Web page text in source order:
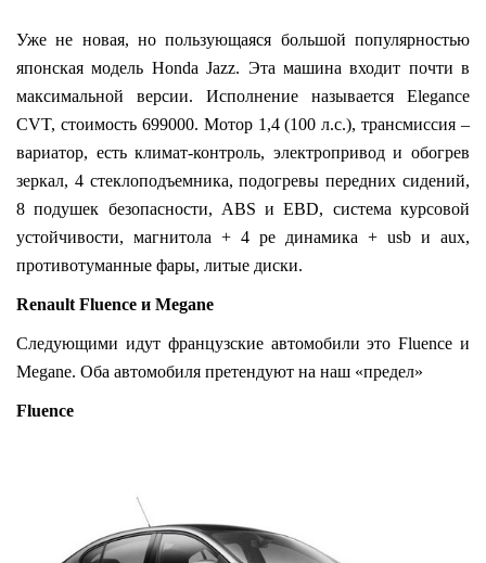
Уже не новая, но пользующаяся большой популярностью
японская модель Honda Jazz. Эта машина входит почти в
максимальной версии. Исполнение называется Elegance
CVT, стоимость 699000. Мотор 1,4 (100 л.с.), трансмиссия –
вариатор, есть климат-контроль, электропривод и обогрев
зеркал, 4 стеклоподъемника, подогревы передних сидений,
8 подушек безопасности, ABS и EBD, система курсовой
устойчивости, магнитола + 4 ре динамика + usb и aux,
противотуманные фары, литые диски.
Renault Fluence и Megane
Следующими идут французские автомобили это Fluence и
Megane. Оба автомобиля претендуют на наш «предел»
Fluence